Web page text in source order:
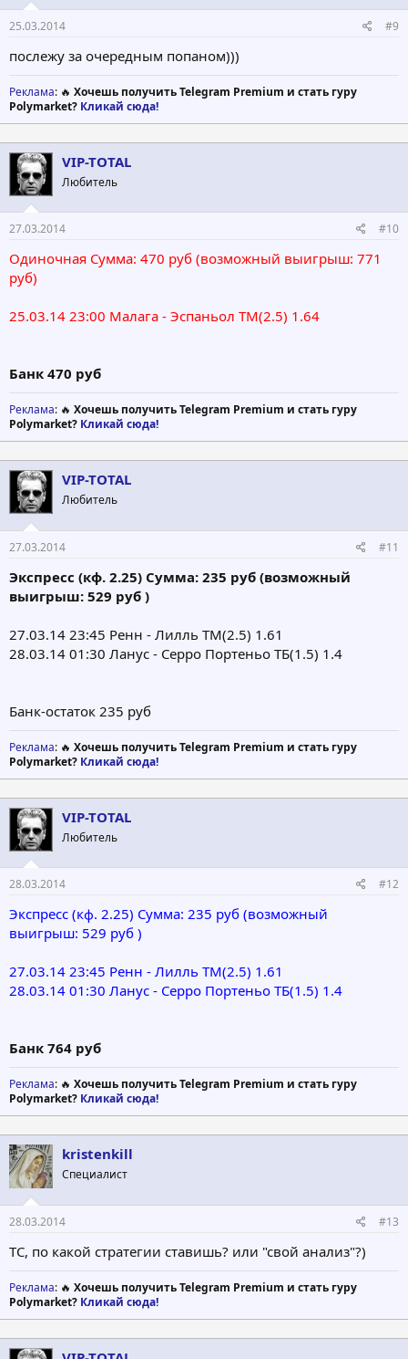
25.03.2014 #9
послежу за очередным попаном)))
Реклама: 🔥 Хочешь получить Telegram Premium и стать гуру
Polymarket? Кликай сюда!
VIP-TOTAL
Любитель
27.03.2014 #10
Одиночная Сумма: 470 руб (возможный выигрыш: 771
руб)
25.03.14 23:00 Малага - Эспаньол ТМ(2.5) 1.64
Банк 470 руб
Реклама: 🔥 Хочешь получить Telegram Premium и стать гуру
Polymarket? Кликай сюда!
VIP-TOTAL
Любитель
27.03.2014 #11
Экспреcс (кф. 2.25) Сумма: 235 руб (возможный
выигрыш: 529 руб )
27.03.14 23:45 Ренн - Лилль ТМ(2.5) 1.61
28.03.14 01:30 Ланус - Серро Портеньо ТБ(1.5) 1.4
Банк-остаток 235 руб
Реклама: 🔥 Хочешь получить Telegram Premium и стать гуру
Polymarket? Кликай сюда!
VIP-TOTAL
Любитель
28.03.2014 #12
Экспреcс (кф. 2.25) Сумма: 235 руб (возможный
выигрыш: 529 руб )
27.03.14 23:45 Ренн - Лилль ТМ(2.5) 1.61
28.03.14 01:30 Ланус - Серро Портеньо ТБ(1.5) 1.4
Банк 764 руб
Реклама: 🔥 Хочешь получить Telegram Premium и стать гуру
Polymarket? Кликай сюда!
kristenkill
Специалист
28.03.2014 #13
ТС, по какой стратегии ставишь? или "свой анализ"?)
Реклама: 🔥 Хочешь получить Telegram Premium и стать гуру
Polymarket? Кликай сюда!